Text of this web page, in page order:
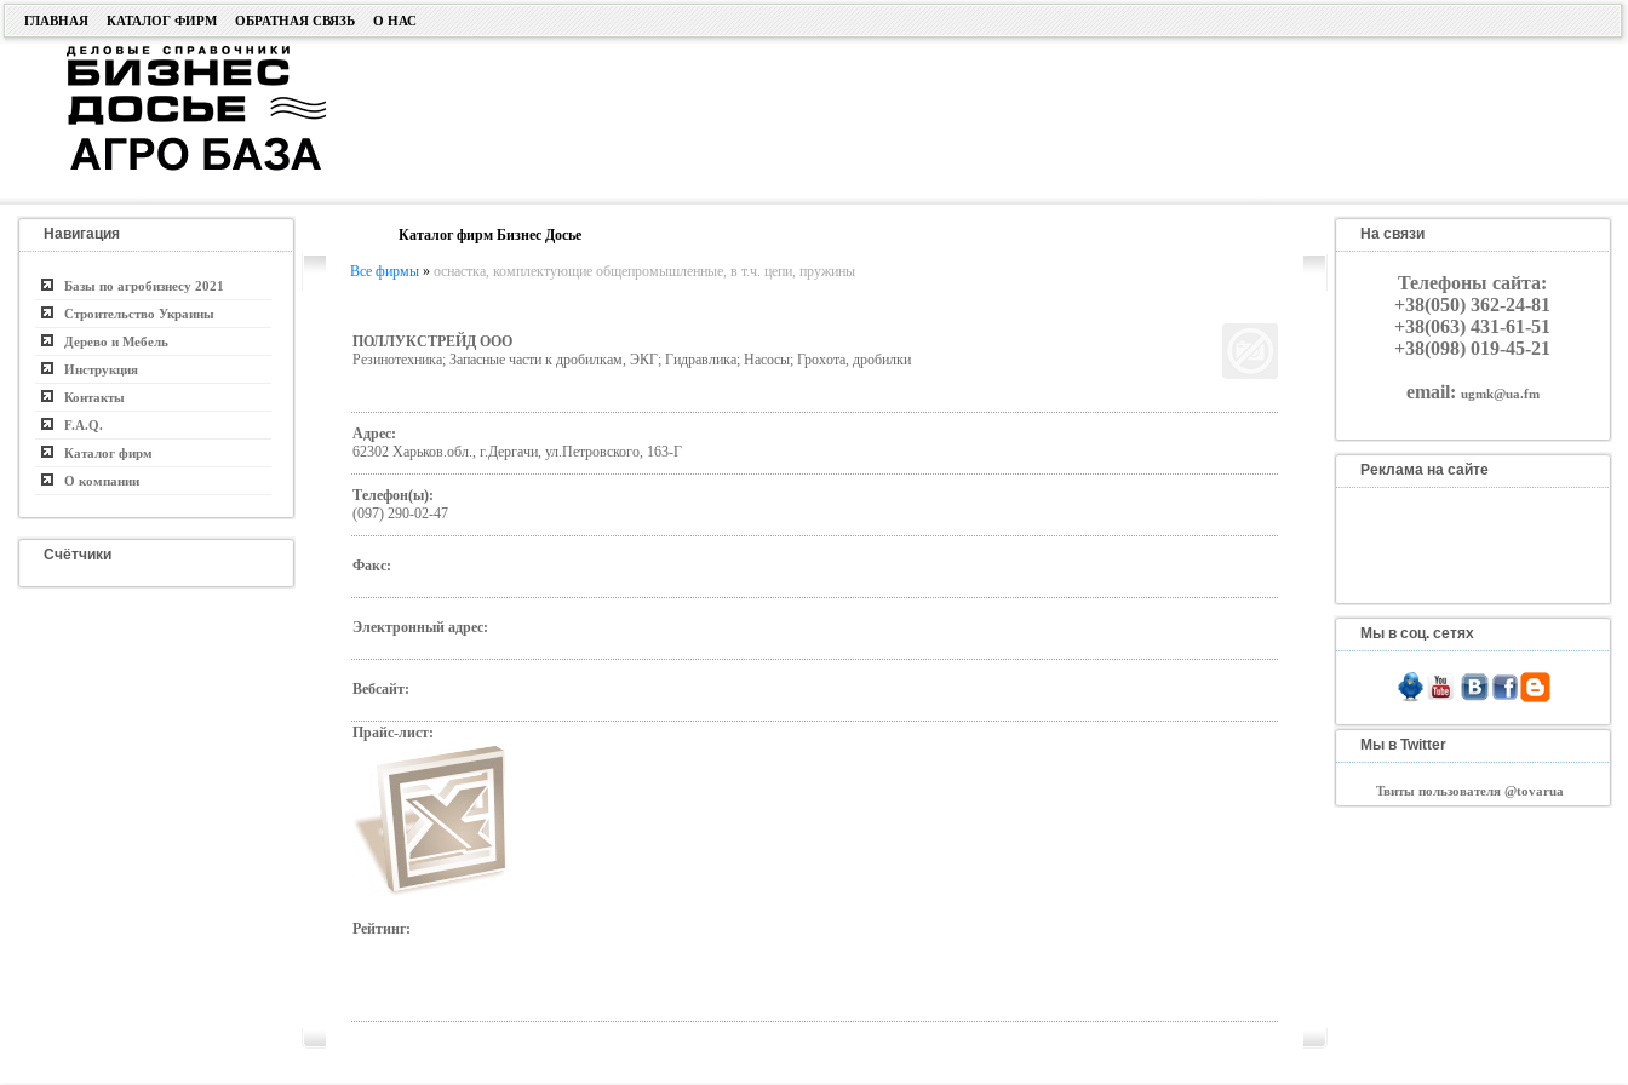
ГЛАВНАЯ КАТАЛОГ ФИРМ ОБРАТНАЯ СВЯЗЬ О НАС
Навигация
Базы по агробизнесу 2021
Строительство Украины
Дерево и Мебель
Инструкция
Контакты
F.A.Q.
Каталог фирм
О компании
Счётчики
Каталог фирм Бизнес Досье
Все фирмы» оснастка, комплектующие общепромышленные, в т.ч. цепи, пружины
ПОЛЛУКСТРЕЙД ООО
Резинотехника; Запасные части к дробилкам, ЭКГ; Гидравлика; Насосы; Грохота, дробилки
Адрес:
62302 Харьков.обл., г.Дергачи, ул.Петровского, 163-Г
Телефон(ы):
(097) 290-02-47
Факс:
Электронный адрес:
Вебсайт:
Прайс-лист:
Рейтинг:
На связи
Телефоны сайта:
+38(050) 362-24-81
+38(063) 431-61-51
+38(098) 019-45-21
email: ugmk@ua.fm
Реклама на сайте
Мы в соц. сетях
Мы в Twitter
Твиты пользователя @tovarua